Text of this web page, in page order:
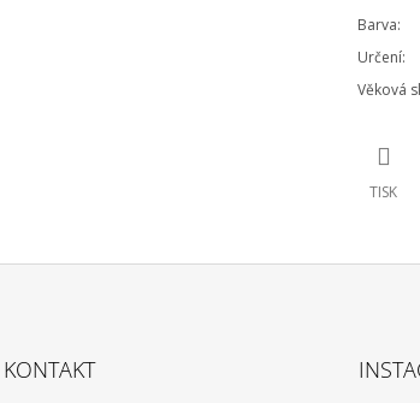
Barva:
Určení:
Věková
TISK
KONTAKT